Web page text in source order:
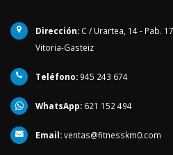
Dirección: C / Urartea, 14 - Pab.
Vitoria-Gasteiz
Teléfono: 945 243 674
WhatsApp: 621 152 494
Email:ventas@fitnesskm0.com